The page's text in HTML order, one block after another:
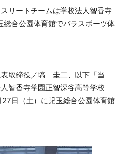
リートチームは学校法人智香寺
合公園体育館でパラスポーツ体
取締役／塙 圭二、以下「当
智香寺学園正智深谷高等学校
27日（土）に児玉総合公園体育館